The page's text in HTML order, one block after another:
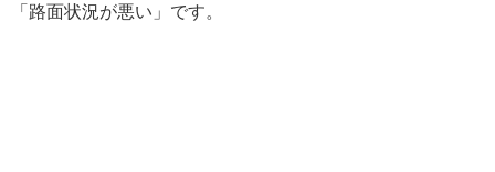
「路面状況が悪い」です。